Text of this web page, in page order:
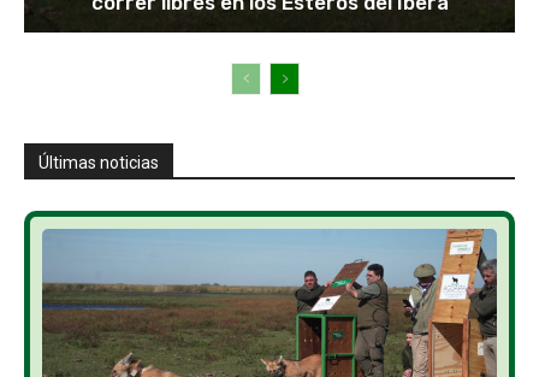
Últimas noticias